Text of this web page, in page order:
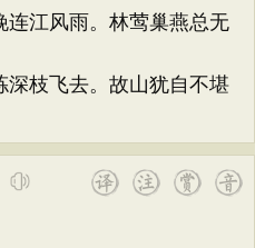
止
宋词精选
诗
言文
高中文言文
百首
宋词三百首
陆龟蒙
晏几道
皇甫冉
卓文君
陈子昂
连江风雨。林莺巢燕总无
深枝飞去。故山犹自不堪